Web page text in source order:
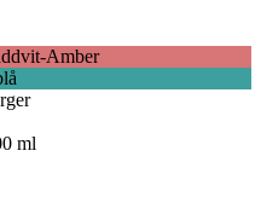
Amber
ml